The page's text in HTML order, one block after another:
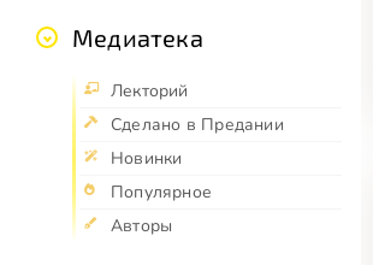
Медиатека
Лекторий
Сделано в Предании
Новинки
Популярное
Авторы